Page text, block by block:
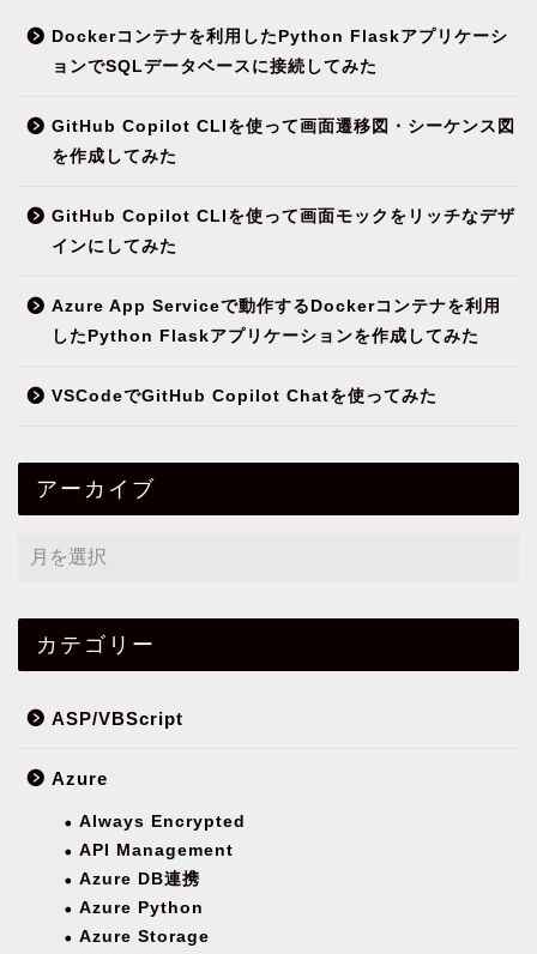
Dockerコンテナを利用したPython Flaskアプリケーシ
ョンでSQLデータベースに接続してみた
GitHub Copilot CLIを使って画面遷移図・シーケンス図
を作成してみた
GitHub Copilot CLIを使って画面モックをリッチなデザ
インにしてみた
Azure App Serviceで動作するDockerコンテナを利用
したPython Flaskアプリケーションを作成してみた
VSCodeでGitHub Copilot Chatを使ってみた
アーカイブ
カテゴリー
ASP/VBScript
Azure
Always Encrypted
API Management
Azure DB連携
Azure Python
Azure Storage